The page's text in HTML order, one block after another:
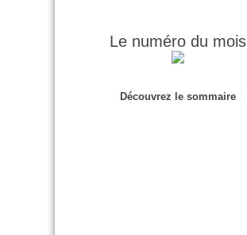
Le numéro du mois
Découvrez le sommaire